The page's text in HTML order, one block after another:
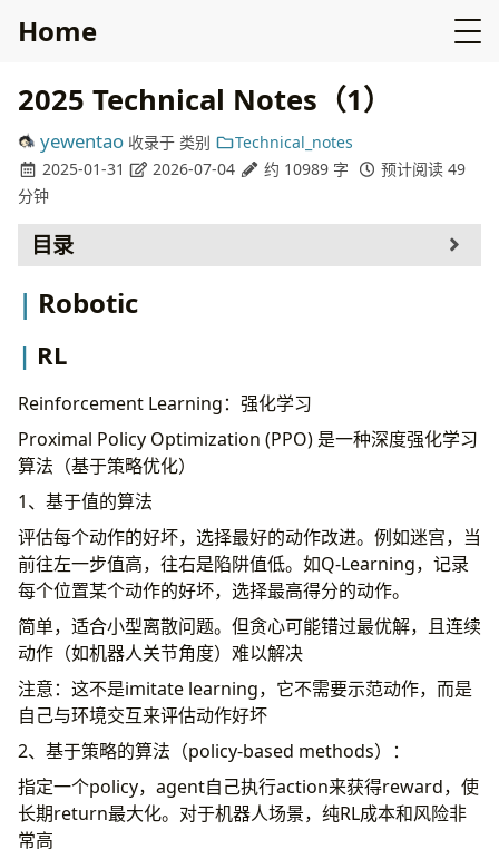
Home
2025 Technical Notes（1）
yewentao 收录于 类别
Technical_notes
2025-01-31
2026-07-04 约 10989 字
预计阅读 49
分钟
目录
RL
线性代数
RDMA
Deep Learning
基础常识
量化（TensorRT）
常见问题
logSoftmax的前向反向
CV
Diffusion
DDPM（Denoising Diffusion Probabilistic
Models）
DDIM（Denoising Diffusion Implicit
Models）
Latent Diffusion Models (LDM)
Stable Diffusion
NLP
Robotic
RL
Reinforcement Learning：强化学习
Proximal Policy Optimization (PPO) 是一种深度强化学习
算法（基于策略优化）
1、基于值的算法
评估每个动作的好坏，选择最好的动作改进。例如迷宫，当
前往左一步值高，往右是陷阱值低。如Q-Learning，记录
每个位置某个动作的好坏，选择最高得分的动作。
简单，适合小型离散问题。但贪心可能错过最优解，且连续
动作（如机器人关节角度）难以解决
注意：这不是imitate learning，它不需要示范动作，而是
自己与环境交互来评估动作好坏
2、基于策略的算法（policy-based methods）：
指定一个policy，agent自己执行action来获得reward，使
长期return最大化。对于机器人场景，纯RL成本和风险非
常高